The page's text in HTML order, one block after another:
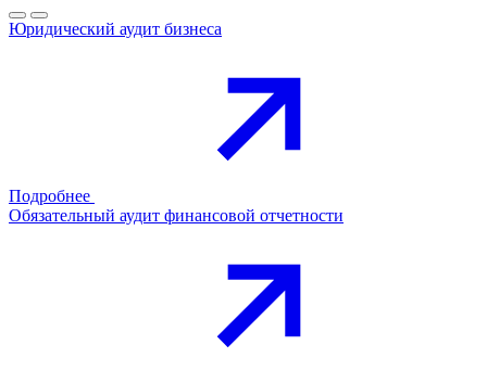
Юридический аудит бизнеса
Подробнее
Обязательный аудит финансовой отчетности